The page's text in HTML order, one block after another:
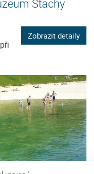
Stachy
Zobrazit detaily